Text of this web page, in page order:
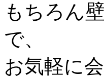
もちろん
で、
お気軽に